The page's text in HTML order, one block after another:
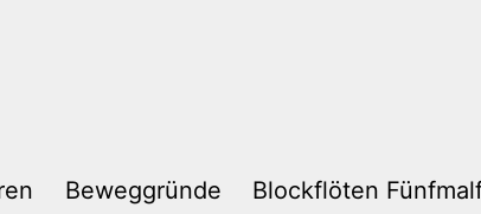
Beweggründe Blockflöten